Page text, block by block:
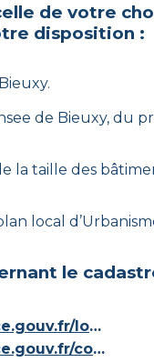
de votre
disposition :
Bieuxy.
de Bieuxy, du
taille des
local
le
https://www.legifrance.gouv.fr/loda/id/JORFTEXT000000686267/
https://www.legifrance.gouv.fr/codes/article_lc/LEGIARTI000036588629/